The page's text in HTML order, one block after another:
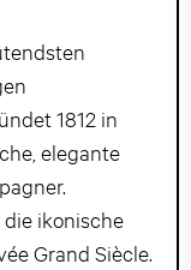
1812 in
elegante
ikonische
Grand Siècle.